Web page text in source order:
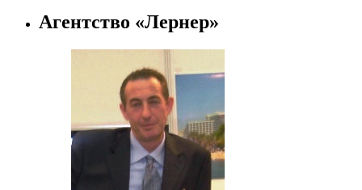
Агентство «Лернер»